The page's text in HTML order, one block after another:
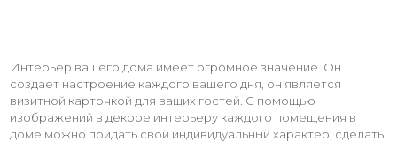
Интерьер вашего дома имеет огромное значение. Он
создает настроение каждого вашего дня, он является
визитной карточкой для ваших гостей. С помощью
изображений в декоре интерьеру каждого помещения в
доме можно придать свой индивидуальный характер, сделать